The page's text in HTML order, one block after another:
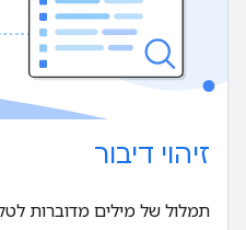
זיהוי דיבור
תמלול של מילים מדוברות